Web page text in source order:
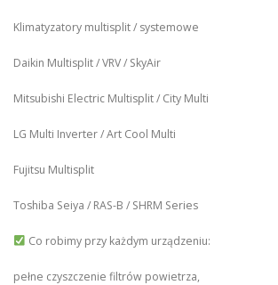
Klimatyzatory multisplit / systemowe
Daikin Multisplit / VRV / SkyAir
Mitsubishi Electric Multisplit / City Multi
LG Multi Inverter / Art Cool Multi
Fujitsu Multisplit
Toshiba Seiya / RAS-B / SHRM Series
Co robimy przy każdym urządzeniu:
pełne czyszczenie filtrów powietrza,